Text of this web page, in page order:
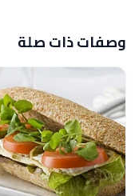
وصفات ذات صلة